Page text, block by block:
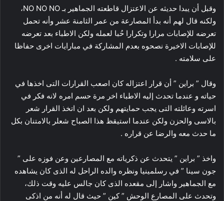
وقبل أن يبدا حديثه عن الاعتزال قاطعته الجماهير بـ NO NO NO،
ولكنه قال لهم أنه بدأ المصارعة من عمر الثامنة عشر وأنه تحمل
تعرضه للإصابات مرارا وتكرارا حُبا لعمله ولكن الاطباء بعد تعرضه
للإصابات الاخيرة نصحوه بعدم المشاركة في مبارايات اخرى حفاظا
على سلامته .
وقال ” براين ” أن قرار اعتزاله كان اصعب القرارات التى اخذها في
حياته و عندما تحدث إليه الاطباء اخر مرة حسم امره لانه فكر في
اسرته وعائلته التى يجب حمايتهم ولكن بعد ان اتخذ القرار شعر
بالاسى والحزن ولكن عندما استيقظ هذا الصباح شعلر بالامتنان بكل
ما حدث معه والرضا عن قراره .
واخذ ” براين ” يتحدث عن ذكرياته مع المصارعين وعن فوزه على ”
جون سينا ” في رسلمينيا ونظره والده الراحل له الذى كان يشاهده
مع الجماهير واشار إلى مقعده الذى كان جالس عليه وقت ذلك،
وتحدث على المصارع الوحش ” كين ” حيث قال له أنه من اذكى